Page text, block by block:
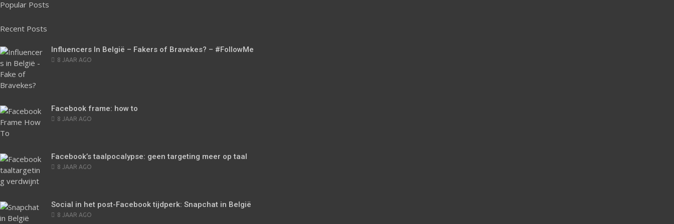
Popular Posts
Recent Posts
Influencers In België – Fakers of Bravekes? – #FollowMe
POSTED
8 JAAR AGO
Facebook frame: how to
POSTED
8 JAAR AGO
Facebook’s taalpocalypse: geen targeting meer op taal
POSTED
8 JAAR AGO
Social in het post-Facebook tijdperk: Snapchat in België
POSTED
8 JAAR AGO